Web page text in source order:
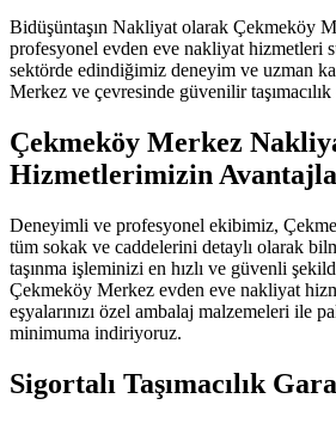
Bidüşüntaşın Nakliyat olarak Çekmeköy
profesyonel evden eve nakliyat hizmetleri
sektörde edindiğimiz deneyim ve uzman
Merkez ve çevresinde güvenilir
Çekmeköy Merkez
Hizmetlerimizin
Deneyimli ve profesyonel ekibimiz,
tüm sokak ve caddelerini detaylı olarak
taşınma işleminizi en hızlı ve güvenli
Çekmeköy Merkez evden eve nakliyat
eşyalarınızı özel ambalaj malzemeleri ile
minimuma indiriyoruz.
Sigortalı Taşımacılık